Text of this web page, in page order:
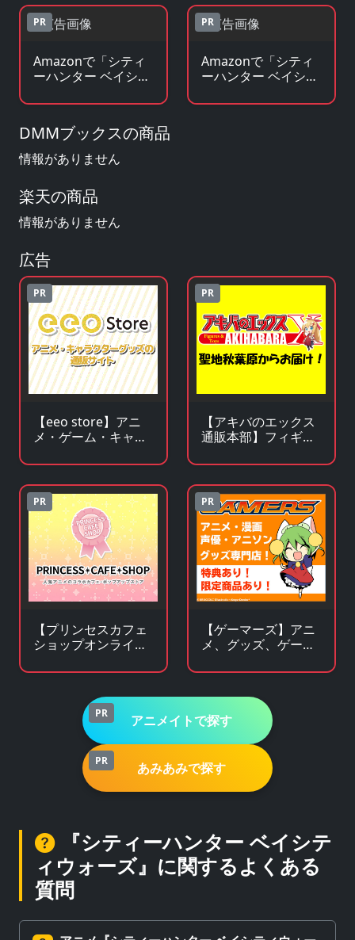
PR
Amazonで「シティ
ーハンター ベイシテ
小説・ラノベを見る
PR
Amazonで「シティ
ーハンター ベイシテ
ズ・フィギュアを見
DMMブックスの商品
情報がありません
楽天の商品
情報がありません
広告
PR
【eeo store】アニ
メ・ゲーム・キャラ
サイト
PR
【アキバのエックス
通販本部】フィギュ
ッズがアキバ価格で
買える！
PR
【プリンセスカフェ
ショップオンライ
クターグッズの通販
PR
【ゲーマーズ】アニ
メ、グッズ、ゲー
ア多数販売のチェー
PR アニメイトで探す
PR あみあみで探す
『シティーハンター ベイシテ
ィウォーズ』に関するよくある
質問